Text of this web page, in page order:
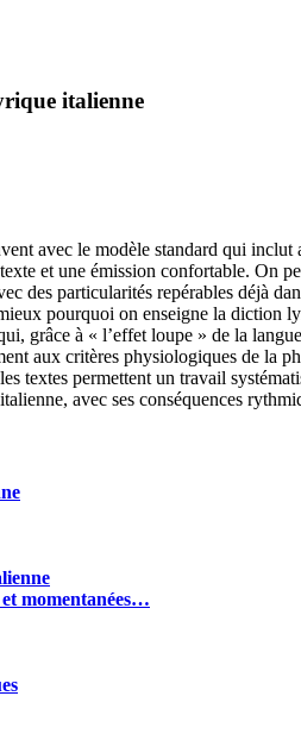
italienne
avec le modèle standard qui
et une émission confortable. On
des particularités repérables déjà
pourquoi on enseigne la diction
grâce à « l’effet loupe » de la
aux critères physiologiques de la
textes permettent un travail
avec ses conséquences
et momentanées…